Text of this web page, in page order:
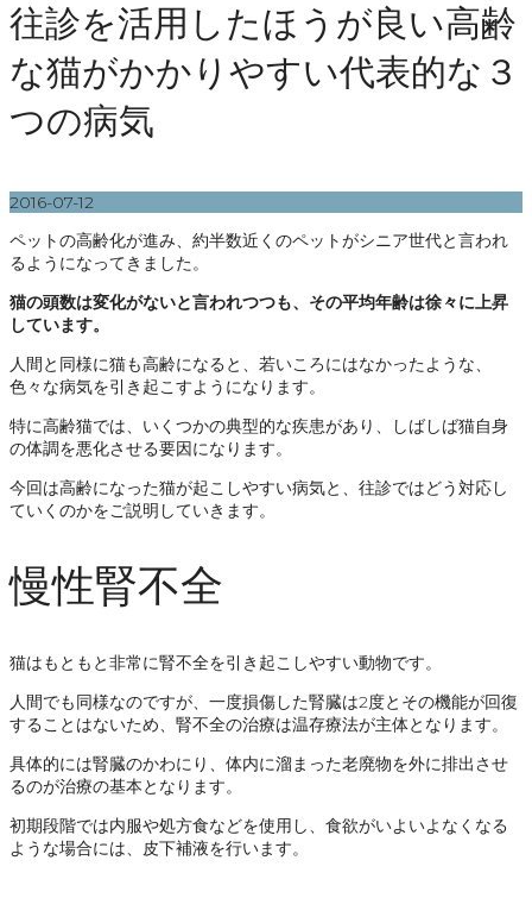
往診を活用したほうが良い高齢
な猫がかかりやすい代表的な３
つの病気
2016-07-12
ペットの高齢化が進み、約半数近くのペットがシニア世代と言われ
るようになってきました。
猫の頭数は変化がないと言われつつも、その平均年齢は徐々に上昇
しています。
人間と同様に猫も高齢になると、若いころにはなかったような、
色々な病気を引き起こすようになります。
特に高齢猫では、いくつかの典型的な疾患があり、しばしば猫自身
の体調を悪化させる要因になります。
今回は高齢になった猫が起こしやすい病気と、往診ではどう対応し
ていくのかをご説明していきます。
慢性腎不全
猫はもともと非常に腎不全を引き起こしやすい動物です。
人間でも同様なのですが、一度損傷した腎臓は2度とその機能が回復
することはないため、腎不全の治療は温存療法が主体となります。
具体的には腎臓のかわにり、体内に溜まった老廃物を外に排出させ
るのが治療の基本となります。
初期段階では内服や処方食などを使用し、食欲がいよいよなくなる
ような場合には、皮下補液を行います。